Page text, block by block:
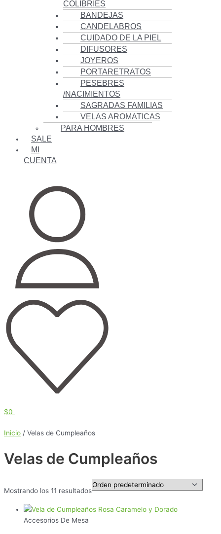
COLIBRÍES
BANDEJAS
CANDELABROS
CUIDADO DE LA PIEL
DIFUSORES
JOYEROS
PORTARETRATOS
PESEBRES
/NACIMIENTOS
SAGRADAS FAMILIAS
VELAS AROMATICAS
PARA HOMBRES
SALE
MI
CUENTA
$0
Inicio / Velas de Cumpleaños
Velas de Cumpleaños
Mostrando los 11 resultados
Accesorios De Mesa